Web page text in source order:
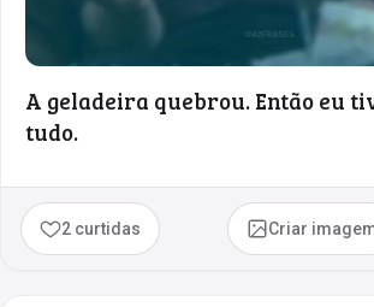
A geladeira quebrou. Então eu
tudo.
2 curtidas Criar